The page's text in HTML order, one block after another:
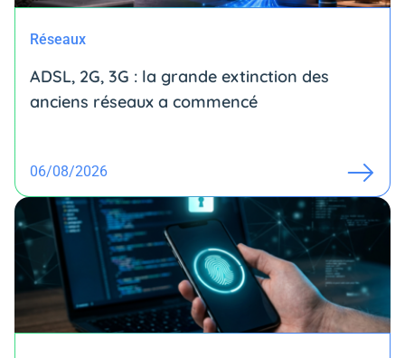
Réseaux
ADSL, 2G, 3G : la grande extinction des
anciens réseaux a commencé
06/08/2026